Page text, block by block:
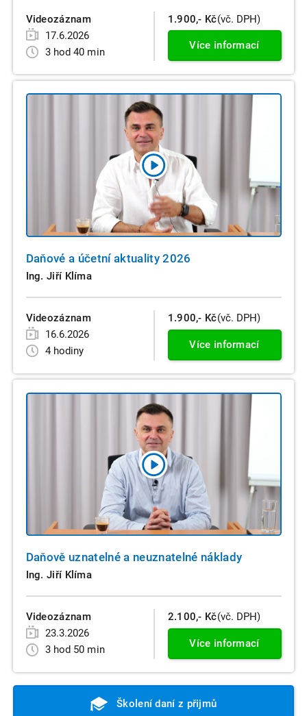
Videozáznam
17.6.2026
3 hod 40 min
1.900,- Kč(vč. DPH)
Více informací
Daňové a účetní aktuality 2026
Ing. Jiří Klíma
Videozáznam
16.6.2026
4 hodiny
1.900,- Kč(vč. DPH)
Více informací
Daňově uznatelné a neuznatelné náklady
Ing. Jiří Klíma
Videozáznam
23.3.2026
3 hod 50 min
2.100,- Kč(vč. DPH)
Více informací
Školení daní z přijmů